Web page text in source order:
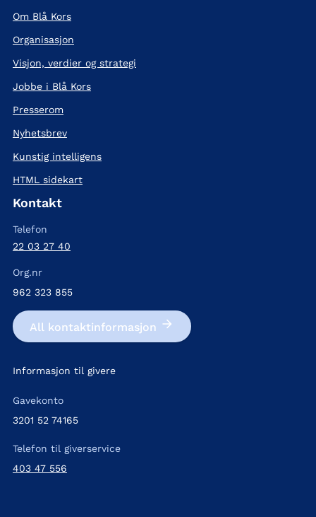
Om Blå Kors
Organisasjon
Visjon, verdier og strategi
Jobbe i Blå Kors
Presserom
Nyhetsbrev
Kunstig intelligens
HTML sidekart
Kontakt
Telefon
22 03 27 40
Org.nr
962 323 855
All kontakt­informasjon
Informasjon til givere
Gavekonto
3201 52 74165
Telefon til giverservice
403 47 556